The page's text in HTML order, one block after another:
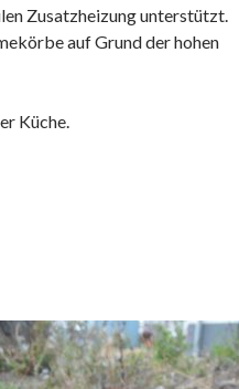
Zusatzheizung unterstützt.
auf Grund der hohen
Küche.